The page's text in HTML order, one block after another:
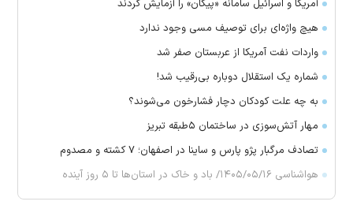
آمریکا و اسرائیل سامانه «پیکان» را آزمایش کردند
هیچ واژه‌ای برای توصیف مسی وجود ندارد
واردات نفت آمریکا از عربستان صفر شد
شماره یک استقلال دوباره بی‌رقیب شد!
به چه علت کودکان دچار فشارخون می‌شوند؟
مهار آتش‌سوزی در ساختمان ۵‌طبقه تبریز
تصادف مرگبار پژو پارس و ساینا در اصفهان؛ ۷ کشته و مصدوم
هواشناسی ۱۴۰۵/۰۵/۱۶/ باد و خاک در استان‌ها تا ۵ روز آینده